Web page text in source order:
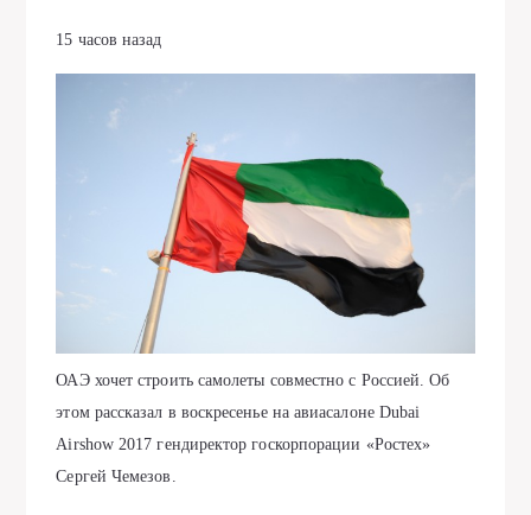
15 часов назад
ОАЭ хочет строить самолеты совместно с Россией. Об
этом рассказал в воскресенье на авиасалоне Dubai
Airshow 2017 гендиректор госкорпорации «Ростех»
Сергей Чемезов.